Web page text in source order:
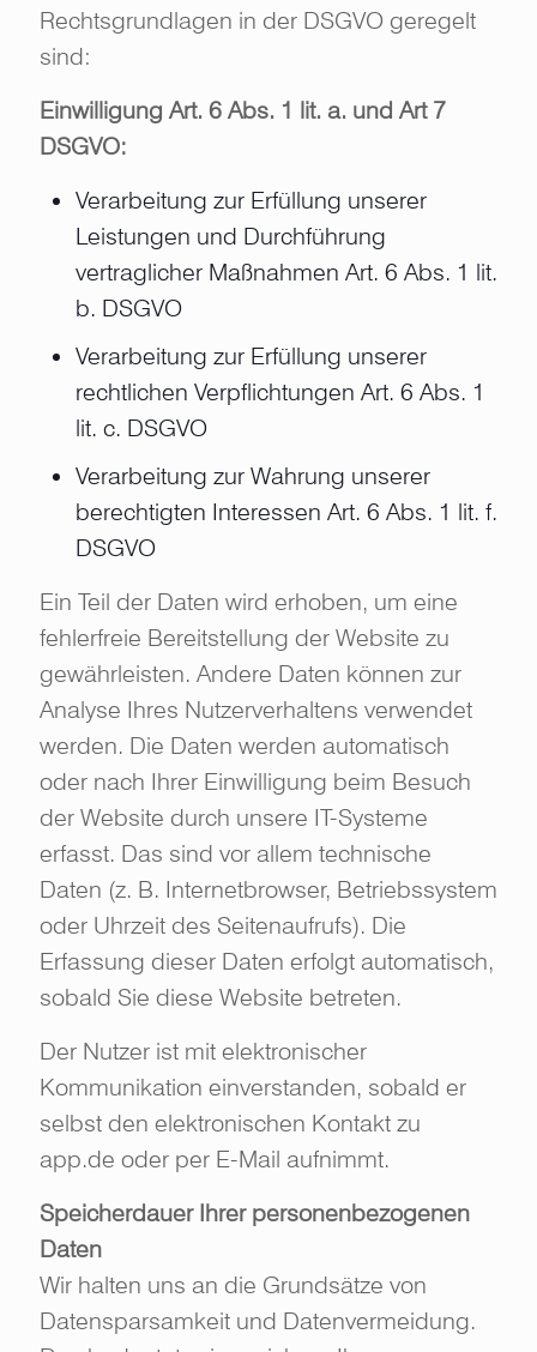
Rechtsgrundlagen in der DSGVO geregelt
sind:
Einwilligung Art. 6 Abs. 1 lit. a. und Art 7
DSGVO:
Verarbeitung zur Erfüllung unserer
Leistungen und Durchführung
vertraglicher Maßnahmen Art. 6 Abs. 1 lit.
b. DSGVO
Verarbeitung zur Erfüllung unserer
rechtlichen Verpflichtungen Art. 6 Abs. 1
lit. c. DSGVO
Verarbeitung zur Wahrung unserer
berechtigten Interessen Art. 6 Abs. 1 lit. f.
DSGVO
Ein Teil der Daten wird erhoben, um eine
fehlerfreie Bereitstellung der Website zu
gewährleisten. Andere Daten können zur
Analyse Ihres Nutzerverhaltens verwendet
werden. Die Daten werden automatisch
oder nach Ihrer Einwilligung beim Besuch
der Website durch unsere IT-Systeme
erfasst. Das sind vor allem technische
Daten (z. B. Internetbrowser, Betriebssystem
oder Uhrzeit des Seitenaufrufs). Die
Erfassung dieser Daten erfolgt automatisch,
sobald Sie diese Website betreten.
Der Nutzer ist mit elektronischer
Kommunikation einverstanden, sobald er
selbst den elektronischen Kontakt zu
app.de oder per E-Mail aufnimmt.
Speicherdauer Ihrer personenbezogenen
Daten
Wir halten uns an die Grundsätze von
Datensparsamkeit und Datenvermeidung.